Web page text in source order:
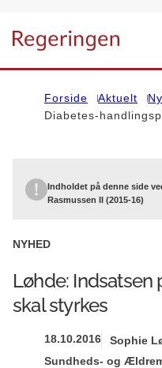
Gå til forsiden
Forside Aktuelt
Diabetes-
Indholdet på denne side
Rasmussen II (2015-16)
NYHED
Løhde:
skal styrkes
18.10.2016 Sophie
Sundheds- og